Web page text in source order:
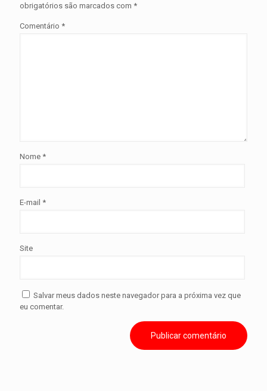
obrigatórios são marcados com *
Comentário *
Nome *
E-mail *
Site
Salvar meus dados neste navegador para a próxima vez que
eu comentar.